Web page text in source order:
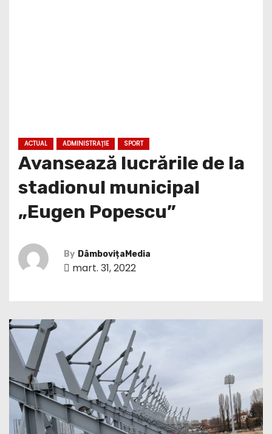
ACTUAL ADMINISTRAȚIE SPORT
Avansează lucrările de la
stadionul municipal
„Eugen Popescu”
By DâmbovițaMedia
mart. 31, 2022